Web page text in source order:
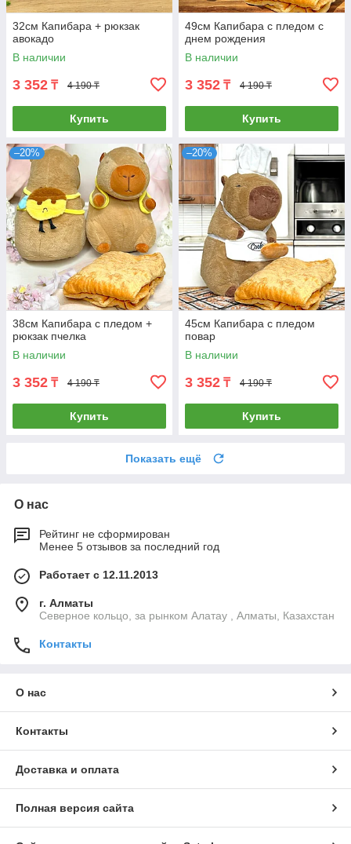
32см Капибара + рюкзак
авокадо
В наличии
3 352 ₸ 4 190 ₸
Купить
49см Капибара с пледом с
днем рождения
В наличии
3 352 ₸ 4 190 ₸
Купить
–20%
38см Капибара с пледом +
рюкзак пчелка
В наличии
3 352 ₸ 4 190 ₸
Купить
–20%
45см Капибара с пледом
повар
В наличии
3 352 ₸ 4 190 ₸
Купить
Показать ещё
О нас
Рейтинг не сформирован
Менее 5 отзывов за последний год
Работает с 12.11.2013
г. Алматы
Северное кольцо, за рынком Алатау , Алматы, Казахстан
Контакты
О нас
Контакты
Доставка и оплата
Полная версия сайта